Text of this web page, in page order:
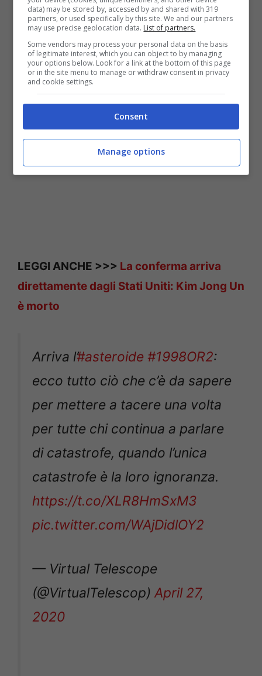
completo delle proprietà fisiche
dell’oggetto, cioè dimensioni, periodo di
rotazione e percentuale di luce riflessa da
quella del sole”.
LEGGI ANCHE >>> La conferma arriva
direttamente dagli Stati Uniti: Kim Jong Un
è morto
Arriva l’#asteroide #1998OR2:
ecco tutto ciò che c’è da sapere
per mettere a tacere una volta
per tutte chi continua a parlare
di catastrofe, quando l’unica
catastrofe è la loro ignoranza.
https://t.co/XLR8HmSxM3
pic.twitter.com/WAjDidlOY2
— Virtual Telescope
(@VirtualTelescop) April 27,
2020
data) may be stored by, accessed by and shared with 319
partners, or used specifically by this site. We and our partners
may use precise geolocation data. List of partners.
Some vendors may process your personal data on the basis
of legitimate interest, which you can object to by managing
your options below. Look for a link at the bottom of this page
or in the site menu to manage or withdraw consent in privacy
and cookie settings.
Consent
Manage options